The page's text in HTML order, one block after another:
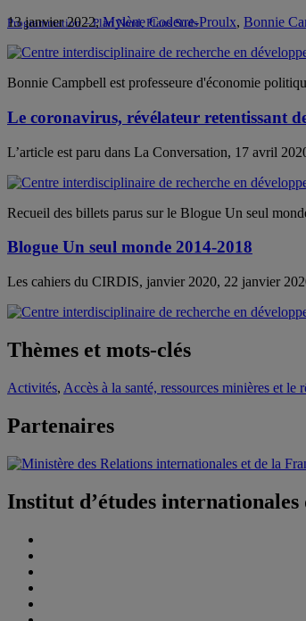
Programmation – Plan Nord, Plans Suds
13 janvier 2022,Mylène Coderre-Proulx, Bonnie
Bonnie Campbell est professeure d'économie
Le coronavirus, révélateur retentissant
L’article est paru dans La Conversation, 17 avril
Recueil des billets parus sur le Blogue Un seul
Blogue Un seul monde 2014-2018
Les cahiers du CIRDIS, janvier 2020, 22 janvier
Thèmes et mots-clés
Activités, Accès à la santé, ressources minières et
Partenaires
Institut d’études